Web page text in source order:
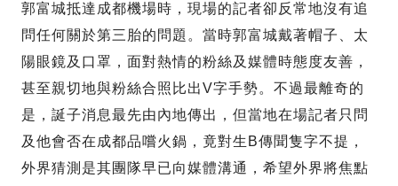
郭富城抵達成都機場時，現場的記者卻反常地沒有追
問任何關於第三胎的問題。當時郭富城戴著帽子、太
陽眼鏡及口罩，面對熱情的粉絲及媒體時態度友善，
甚至親切地與粉絲合照比出V字手勢。不過最離奇的
是，誕子消息最先由內地傳出，但當地在場記者只問
及他會否在成都品嚐火鍋，竟對生B傳聞隻字不提，
外界猜測是其團隊早已向媒體溝通，希望外界將焦點